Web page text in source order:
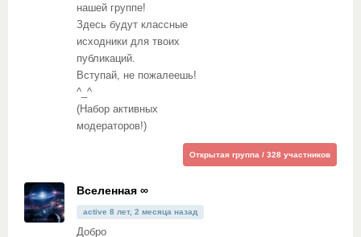
нашей группе!
Здесь будут классные
исходники для твоих
публикаций.
Вступай, не пожалеешь!
^_^
(Набор активных
модераторов!)
Открытая группа / 328 участников
Вселенная ∞
active 8 лет, 2 месяца назад
Добро